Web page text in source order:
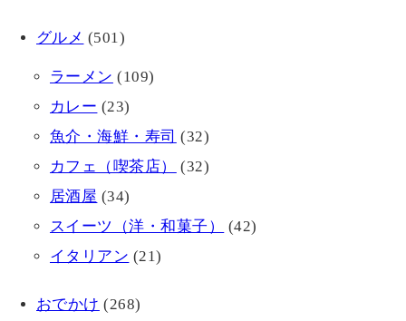
グルメ (501)
ラーメン (109)
カレー (23)
魚介・海鮮・寿司 (32)
カフェ（喫茶店）
(32)
居酒屋 (34)
スイーツ（洋・和菓子）
(42)
イタリアン (21)
おでかけ (268)